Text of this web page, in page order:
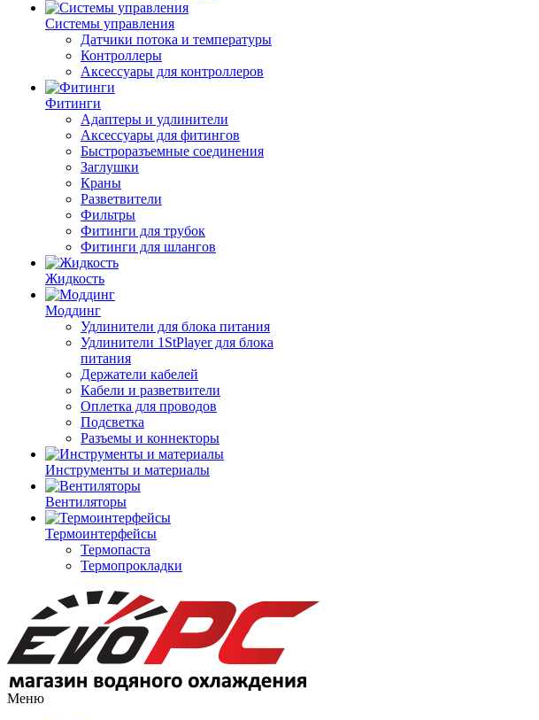
Системы управления
Датчики потока и температуры
Контроллеры
Аксессуары для контроллеров
Фитинги
Адаптеры и удлинители
Аксессуары для фитингов
Быстроразъемные соединения
Заглушки
Краны
Разветвители
Фильтры
Фитинги для трубок
Фитинги для шлангов
Жидкость
Моддинг
Удлинители для блока питания
Удлинители 1StPlayer для блока
питания
Держатели кабелей
Кабели и разветвители
Оплетка для проводов
Подсветка
Разъемы и коннекторы
Инструменты и материалы
Вентиляторы
Термоинтерфейсы
Термопаста
Термопрокладки
Меню